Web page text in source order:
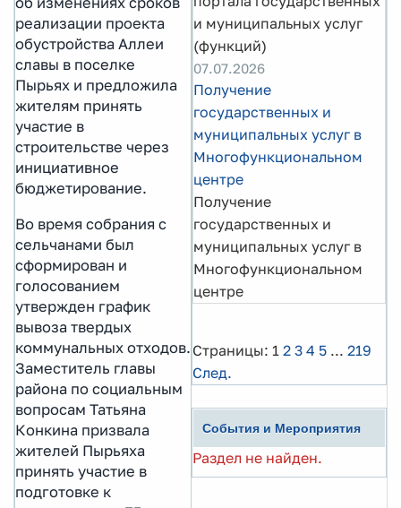
реализации проекта
обустройства Аллеи
славы в поселке
Пырьях и предложила
жителям принять
участие в
строительстве через
инициативное
бюджетирование.
Во время собрания с
сельчанами был
сформирован и
голосованием
утвержден график
вывоза твердых
коммунальных отходов.
Заместитель главы
района по социальным
вопросам Татьяна
Конкина призвала
жителей Пырьяха
принять участие в
подготовке к
и муниципальных услуг
(функций)
07.07.2026
Получение
государственных и
муниципальных услуг в
Многофункциональном
центре
Получение
государственных и
муниципальных услуг в
Многофункциональном
центре
Страницы: 1 2 3 4 5 ... 219
След.
События и Мероприятия
Раздел не найден.